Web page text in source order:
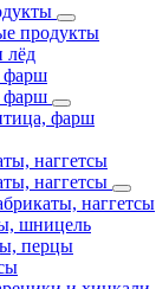
продукты
лёд
фарш
фарш
фарш
наггетсы
наггетсы
наггетсы
шницель
перцы